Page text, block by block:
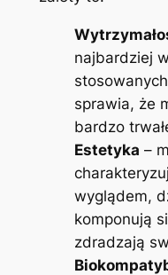
najbardziej
sprawia, że
bardzo
Estetyka –
wyglądem,
komponują
zdradzają